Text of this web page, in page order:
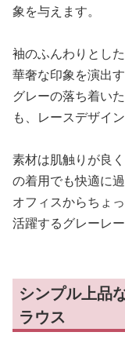
象を与えます。
袖のふんわりとし
華奢な印象を演出
グレーの落ち着い
も、レースデザイ
素材は肌触りが良
の着用でも快適に過
オフィスからちょ
活躍するグレーレ
シンプル上品
ラウス